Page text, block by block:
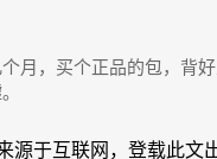
月，买个正品的包，背
源于互联网，登载此文